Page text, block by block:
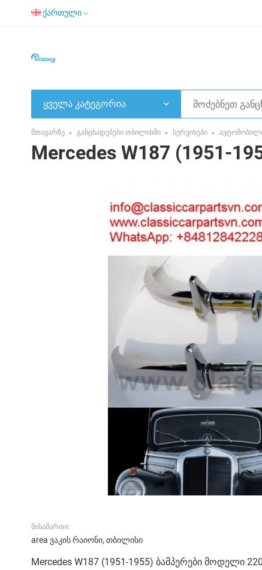
ქართული
ყველა კატეგორია
მთავარზე განცხადებები თბილისში სერვისები
Mercedes W187 (1951-
მისამართი:
area ვაკის რაიონი, თბილისი
Mercedes W187 (1951-1955) ბამპერები მოდელი 220